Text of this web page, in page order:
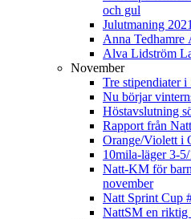
och gul
Julutmaning 2021
Anna Tedhamre
Alva Lidström
November
Tre stipendiater
Nu börjar
Höstavslutning
Rapport från
Orange/Violett i
10mila-läger 3-
Natt-KM för
november
Natt Sprint Cup
NattSM en riktig